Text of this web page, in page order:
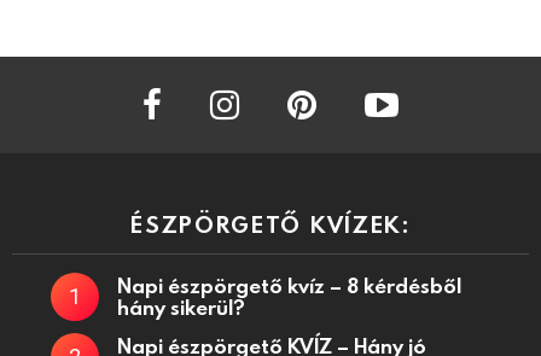
facebook instagram
ÉSZPÖRGETŐ KVÍZEK:
Napi észpörgető kvíz – 8 kérdésből
hány sikerül?
Napi észpörgető KVÍZ – Hány jó